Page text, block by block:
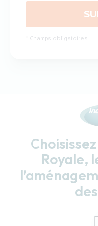
Champs obligatoires
Royale,